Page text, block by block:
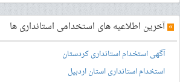
»آخرین اطلاعیه های استخدامی استانداری ها
آگهی استخدام استانداری کردستان
استخدام استانداری استان اردبیل